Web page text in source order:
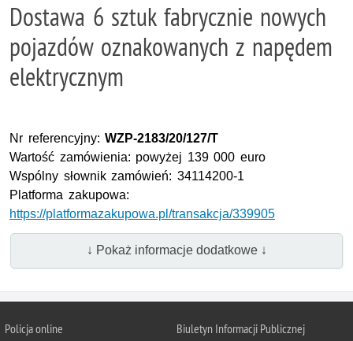
Dostawa 6 sztuk fabrycznie nowych
pojazdów oznakowanych z napędem
elektrycznym
Nr referencyjny:WZP-2183/20/127/T
Wartość zamówienia: powyżej 139 000 euro
Wspólny słownik zamówień: 34114200-1
Platforma zakupowa:
https://platformazakupowa.pl/transakcja/339905
↓ Pokaż informacje dodatkowe ↓
Policja online Biuletyn Informacji Publicznej